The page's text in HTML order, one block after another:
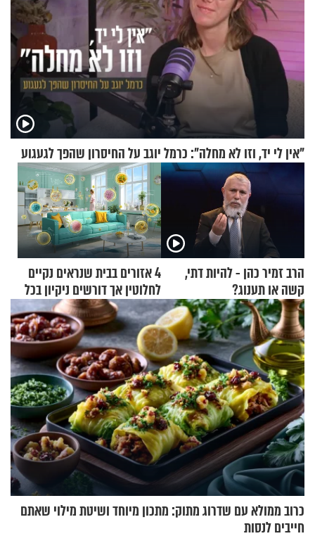
"אין לי יד, וזו לא מחלה": כרמל יוגב על החיסרון שהפך לגעגוע
הרב זמיר כהן - להיות דתי,
קשה או תענוג?
4 אזורים בבית שנראים נקיים
לחלוטין אך דורשים ניקיון בכל
סוף שבוע
כרוב ממולא עם שדרוג מתוק: מתכון מיוחד ושיטת מילוי שאתם
חייבים לנסות